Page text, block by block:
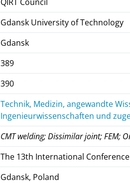
Gdansk University of Technology
Gdansk
389
390
Technik, Medizin, angewandte
Ingenieurwissenschaften und
CMT welding; Dissimilar joint; FEM;
The 13th International
Gdansk, Poland